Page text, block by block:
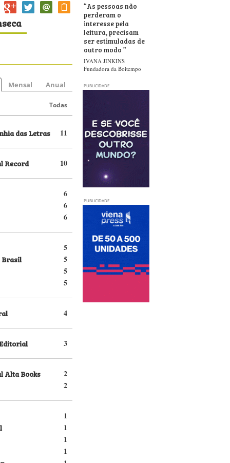
Mensal Anual
Todas
11
das Letras
10
Record
6
6
6
5
5
5
5
4
3
2
Alta Books
2
1
1
1
1
“As pessoas não
perderam o
interesse pela
leitura, precisam
ser estimuladas de
outro modo ”
IVANA JINKINS
Fundadora da Boitempo
PUBLICIDADE
PUBLICIDADE